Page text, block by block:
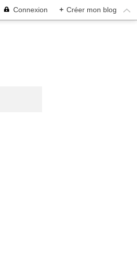
Connexion + Créer mon blog